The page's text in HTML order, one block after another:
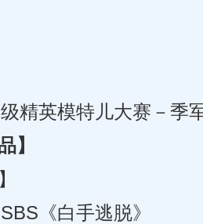
英模特儿大赛－季
《白手逃脱》